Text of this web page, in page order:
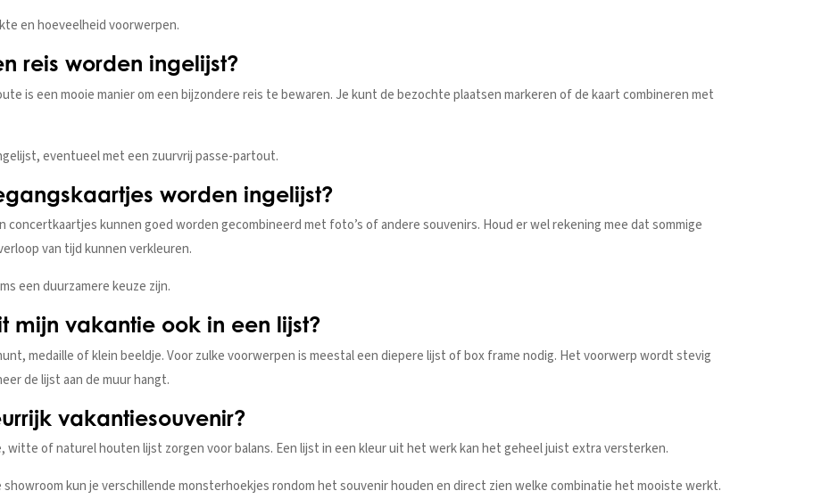
en hoeveelheid voorwerpen.
reis worden ingelijst?
is een mooie manier om een bijzondere reis te bewaren. Je kunt de bezochte plaatsen markeren of de kaart combineren met
eventueel met een zuurvrij passe-partout.
worden ingelijst?
kunnen goed worden gecombineerd met foto’s of andere souvenirs. Houd er wel rekening mee dat sommige
van tijd kunnen verkleuren.
een duurzamere keuze zijn.
mijn vakantie ook in een lijst?
medaille of klein beeldje. Voor zulke voorwerpen is meestal een diepere lijst of box frame nodig. Het voorwerp wordt stevig
de lijst aan de muur hangt.
vakantiesouvenir?
witte of naturel houten lijst zorgen voor balans. Een lijst in een kleur uit het werk kan het geheel juist extra versterken.
kun je verschillende monsterhoekjes rondom het souvenir houden en direct zien welke combinatie het mooiste werkt.